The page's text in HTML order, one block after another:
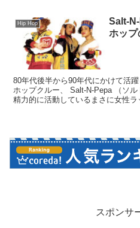
Hip Hop
Salt-
ホップ
80年代後半から90年代にかけて活
ホップクルー、 Salt-N-Pepa （ソ
精力的に活動しているまさに女性ラ
スポンサ